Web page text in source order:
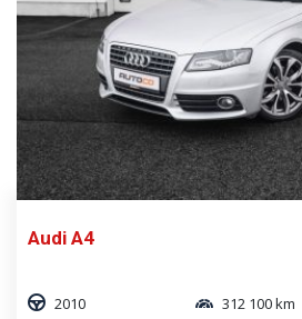
Audi A4
2010
312 100 km